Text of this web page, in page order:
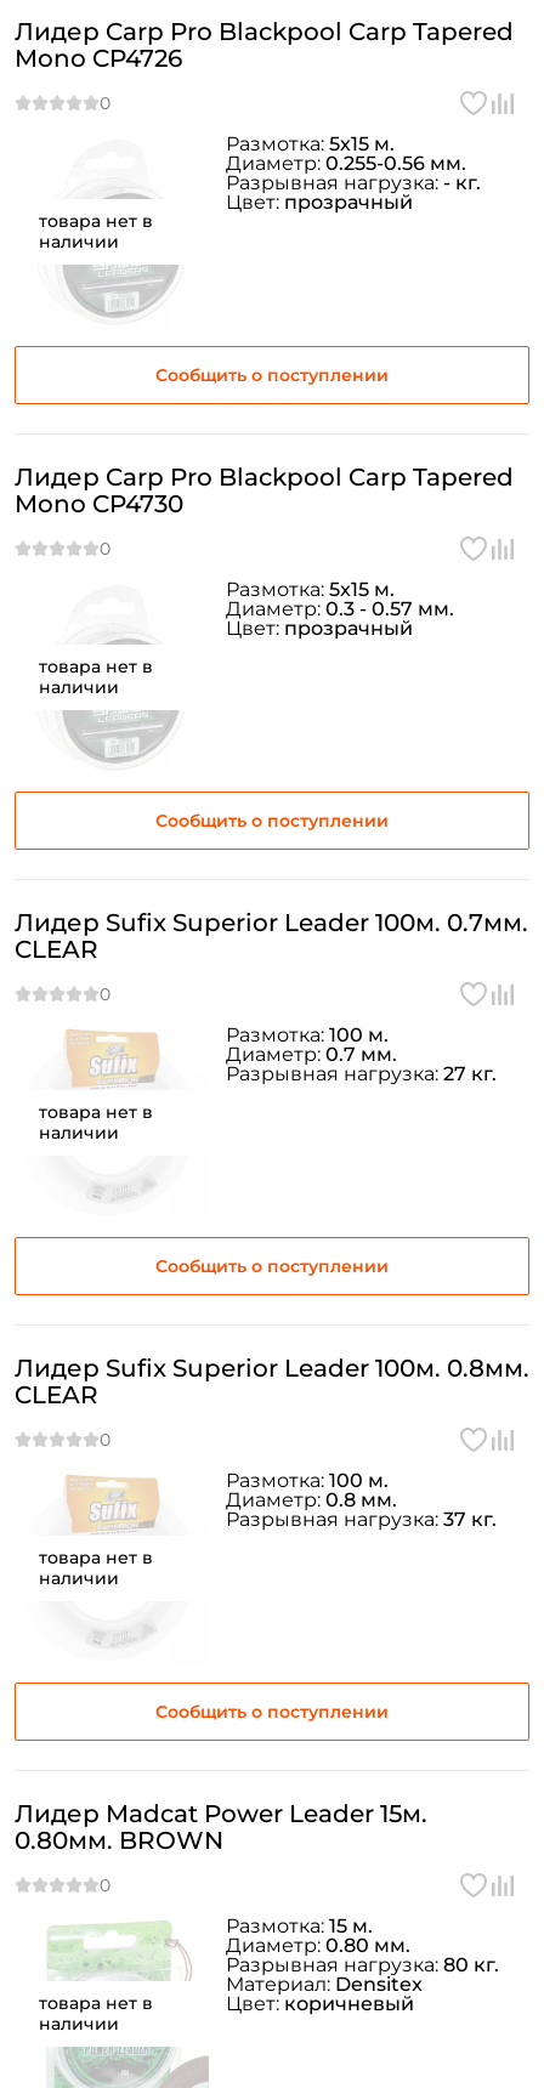
товара нет в
наличии
Лидер Carp Pro Blackpool Carp Tapered
Mono CP4726
Сообщить о поступлении
Размотка: 5х15 м.
Диаметр: 0.255-0.56 мм.
Разрывная нагрузка: - кг.
Цвет: прозрачный
товара нет в
наличии
Лидер Carp Pro Blackpool Carp Tapered
Mono CP4730
Сообщить о поступлении
Размотка: 5x15 м.
Диаметр: 0.3 - 0.57 мм.
Цвет: прозрачный
товара нет в
наличии
Лидер Sufix Superior Leader 100м. 0.7мм.
CLEAR
Сообщить о поступлении
Размотка: 100 м.
Диаметр: 0.7 мм.
Разрывная нагрузка: 27 кг.
товара нет в
наличии
Лидер Sufix Superior Leader 100м. 0.8мм.
CLEAR
Сообщить о поступлении
Размотка: 100 м.
Диаметр: 0.8 мм.
Разрывная нагрузка: 37 кг.
товара нет в
наличии
Лидер Madcat Power Leader 15м.
0.80мм. BROWN
Размотка: 15 м.
Диаметр: 0.80 мм.
Разрывная нагрузка: 80 кг.
Материал: Densitex
Цвет: коричневый
Создать аккаунт
ФИО: *